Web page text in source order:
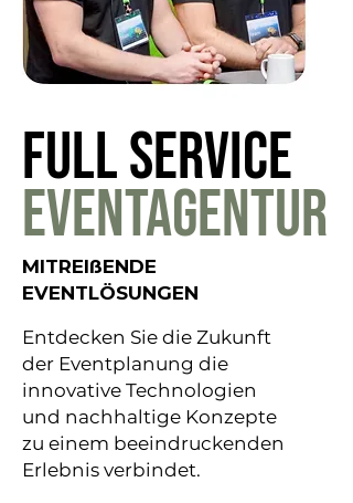
FULL SERVICE
EVENTAGENTUR
MITREIßENDE
EVENTLÖSUNGEN
Entdecken Sie die Zukunft
der Eventplanung die
innovative Technologien
und nachhaltige Konzepte
zu einem beeindruckenden
Erlebnis verbindet.